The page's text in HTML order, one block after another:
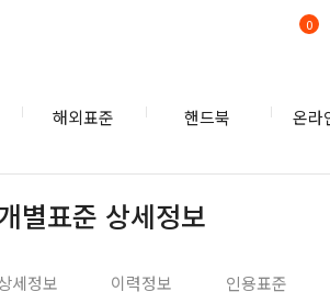
해외표준 핸드북 온라
0
별표준 상세정보
세정보 이력정보 인용표준